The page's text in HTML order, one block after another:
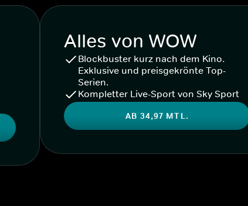
Alles von WOW
Blockbuster kurz nach dem Kino.
Exklusive und preisgekrönte Top-
Serien.
Kompletter Live-Sport von Sky Sport
AB 34,97 MTL.